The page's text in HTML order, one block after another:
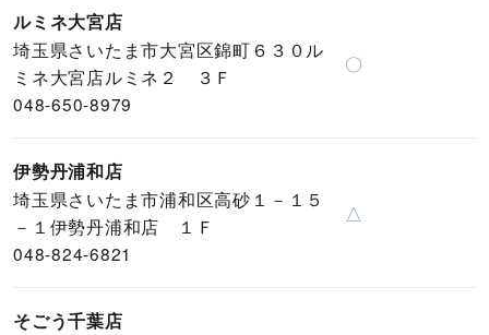
ルミネ大宮店
埼玉県さいたま市大宮区錦町６３０ル
ミネ大宮店ルミネ２ ３Ｆ
048-650-8979
〇
伊勢丹浦和店
埼玉県さいたま市浦和区高砂１－１５
－１伊勢丹浦和店 １Ｆ
048-824-6821
△
そごう千葉店